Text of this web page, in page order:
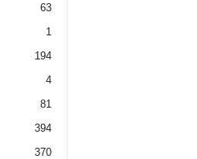
63
1
194
4
81
394
370